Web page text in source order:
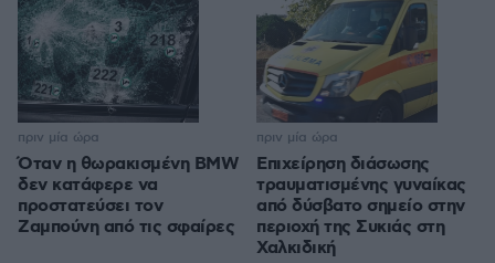
Όταν η θωρακισμένη BMW
δεν κατάφερε να
προστατεύσει τον
Ζαμπούνη από τις σφαίρες
πριν μία ώρα
Επιχείρηση διάσωσης
τραυματισμένης γυναίκας
από δύσβατο σημείο στην
περιοχή της Συκιάς στη
Χαλκιδική
πριν μία ώρα